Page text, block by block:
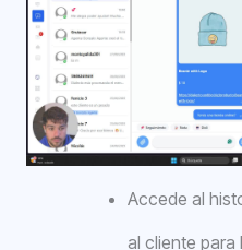
Accede al
al cliente para